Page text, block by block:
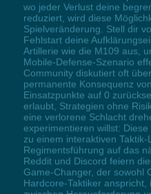
wo jeder Verlust deine
reduziert, wird diese
Spielveränderung. Stell dir
Fehlstart deine
Artillerie wie die M109 aus,
Mobile-Defense-Szenario
Community diskutiert oft
permanente Konsequenz
Einsatzpunkte auf 0
erlaubt, Strategien ohne
eine verlorene Schlacht
experimentieren willst:
zu einem interaktiven Taktik-
Regimentsführung auf das
Reddit und Discord feiern
Game-Changer, der sowohl
Hardcore-Taktiker anspricht,